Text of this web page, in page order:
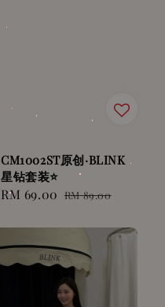
CM1002ST原创·BLINK
星钻套装⭐️
Sale
RM 69.00 Regular
RM 89.00